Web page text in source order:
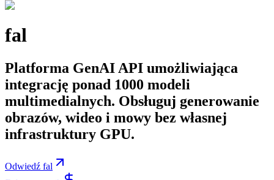
fal
Platforma GenAI API umożliwiająca
integrację ponad 1000 modeli
multimedialnych. Obsługuj generowanie
obrazów, wideo i mowy bez własnej
infrastruktury GPU.
Odwiedź fal